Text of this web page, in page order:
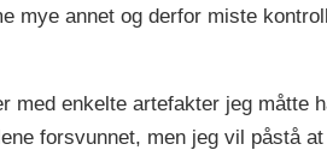
mye annet og derfor miste
med enkelte artefakter jeg
forsvunnet, men jeg vil påstå